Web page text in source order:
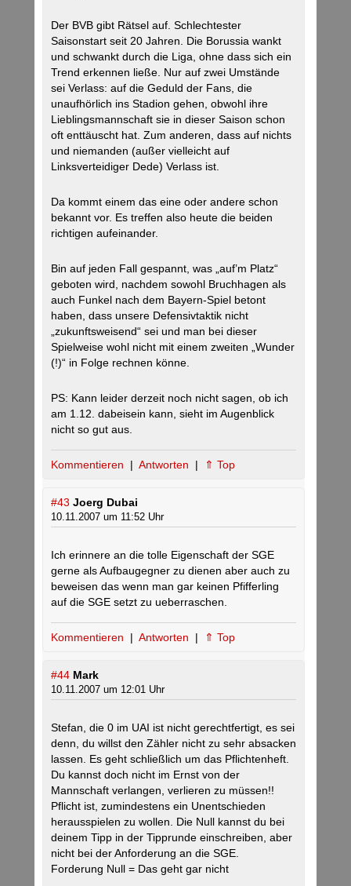
Der BVB gibt Rätsel auf. Schlechtester
Saisonstart seit 20 Jahren. Die Borussia wankt
und schwankt durch die Liga, ohne dass sich ein
Trend erkennen ließe. Nur auf zwei Umstände
sei Verlass: auf die Geduld der Fans, die
unaufhörlich ins Stadion gehen, obwohl ihre
Lieblingsmannschaft sie in dieser Saison schon
oft enttäuscht hat. Zum anderen, dass auf nichts
und niemanden (außer vielleicht auf
Linksverteidiger Dede) Verlass ist.
Da kommt einem das eine oder andere schon
bekannt vor. Es treffen also heute die beiden
richtigen aufeinander.
Bin auf jeden Fall gespannt, was „auf’m Platz“
geboten wird, nachdem sowohl Bruchhagen als
auch Funkel nach dem Bayern-Spiel betont
haben, dass unsere Defensivtaktik nicht
„zukunftsweisend“ sei und man bei dieser
Spielweise wohl nicht mit einem zweiten „Wunder
(!)“ in Folge rechnen könne.
PS: Kann leider derzeit noch nicht sagen, ob ich
am 1.12. dabeisein kann, sieht im Augenblick
nicht so gut aus.
Kommentieren | Antworten | ⇑ Top
#43 Joerg Dubai
10.11.2007 um 11:52 Uhr
Ich erinnere an die tolle Eigenschaft der SGE
gerne als Aufbaugegner zu dienen aber auch zu
beweisen das wenn man gar keinen Pfifferling
auf die SGE setzt zu ueberraschen.
Kommentieren | Antworten | ⇑ Top
#44 Mark
10.11.2007 um 12:01 Uhr
Stefan, die 0 im UAI ist nicht gerechtfertigt, es sei
denn, du willst den Zähler nicht zu sehr absacken
lassen. Es geht schließlich um das Pflichtenheft.
Du kannst doch nicht im Ernst von der
Mannschaft verlangen, verlieren zu müssen!!
Pflicht ist, zumindestens ein Unentschieden
herausspielen zu wollen. Die Null kannst du bei
deinem Tipp in der Tipprunde einschreiben, aber
nicht bei der Anforderung an die SGE.
Forderung Null = Das geht gar nicht